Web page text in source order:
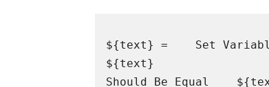
${text} =    Set
${text}